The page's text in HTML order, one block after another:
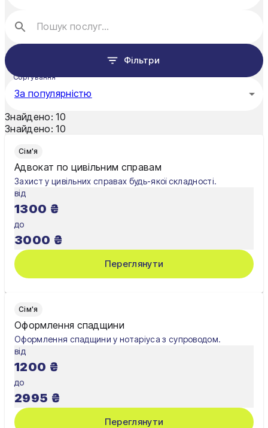
Суми
Ужгород
Хмельницький
Чернівці
Житомир
Київ
Львів
Фільтри
Сортування
За популярністю
Знайдено: 10
Знайдено: 10
Сім'я
Адвокат по цивільним справам
Захист у цивільних справах будь-якої складності.
від
1300 ₴
до
3000 ₴
Переглянути
Сім'я
Оформлення спадщини
Оформлення спадщини у нотаріуса з супроводом.
від
1200 ₴
до
2995 ₴
Переглянути